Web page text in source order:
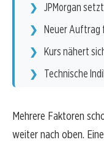
JPMorgan
Neuer Auftrag
Kurs nähert
Technische
Mehrere Faktoren
weiter nach oben.